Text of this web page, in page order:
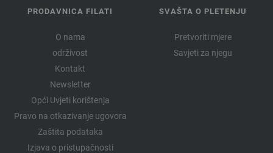
PRODAVNICA FILATI
O nama
održivost
Kontakt
Newsletter
Opći Uvjeti korištenja
Pravo na otkazivanje ugovora
Zaštita podataka
Izjava o pristupačnosti
SVAŠTA O PLETENJU
Pretvoriti mjere
Savjeti za njegu